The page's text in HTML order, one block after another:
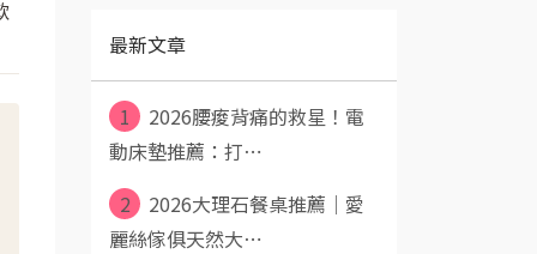
最新文章
1
2026腰痠背痛的救星！電
動床墊推薦：打⋯
2
2026大理石餐桌推薦｜愛
麗絲傢俱天然大⋯